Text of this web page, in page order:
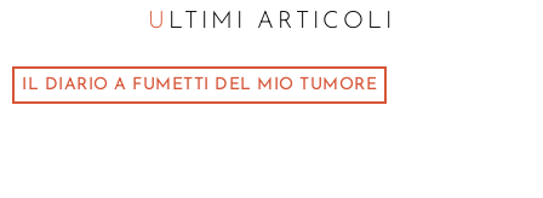
ULTIMI ARTICOLI
IL DIARIO A FUMETTI DEL MIO TUMORE